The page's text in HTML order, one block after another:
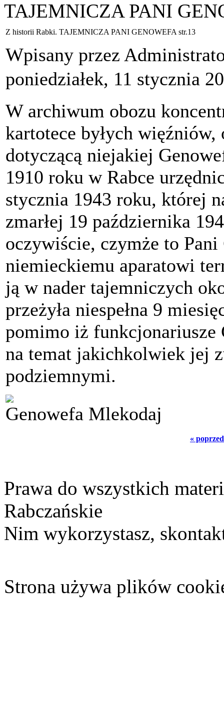
TAJEMNICZA PANI
Z historii Rabki. TAJEMNICZA PANI GENOWEFA str.13
Wpisany przez
poniedziałek, 11 stycznia
W archiwum obozu
kartotece byłych
dotyczącą niejakiej
1910 roku w Rabce
stycznia 1943 roku, której
zmarłej 19 października
oczywiście, czymże to Pani
niemieckiemu aparatowi
ją w nader tajemniczych
przeżyła niespełna 9
pomimo iż funkcjonariusze
na temat jakichkolwiek jej
podziemnymi.
Genowefa Mlekodaj
«
Prawa do wszystkich
Rabczańskie
Nim wykorzystasz,
Strona używa plików